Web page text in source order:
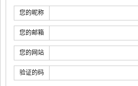
您的昵称
您的邮箱
您的网站
验证的码